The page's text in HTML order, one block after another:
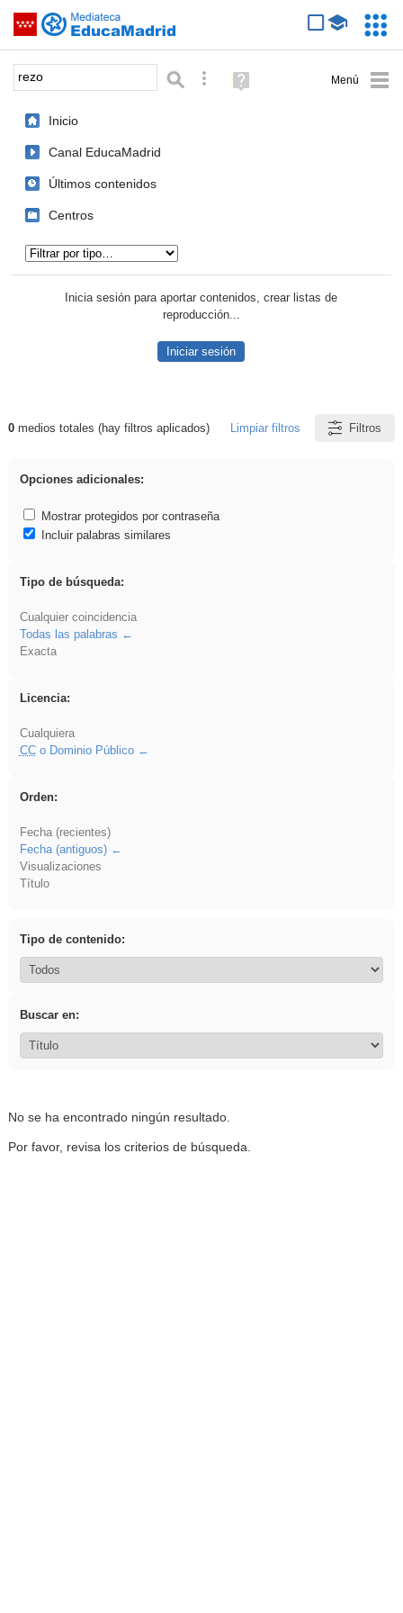
Saltar navegación
Palabra o frase: Búsqueda avanzada
Ayuda
(en
Inicio
Canal EducaMadrid
Últimos contenidos
Centros
Inicia sesión para aportar contenidos, crear listas de
reproducción...
Iniciar sesión
Resultados de: rezo
0medios totales (hay filtros aplicados) Limpiar filtros Filtros
Opciones adicionales:
Mostrar protegidos por contraseña
Incluir palabras similares
Tipo de búsqueda:
Cualquier coincidencia
Todas las palabras
Exacta
Licencia:
Cualquiera
CCo Dominio Público
Orden:
Fecha (recientes)
Fecha (antiguos)
Visualizaciones
Título
Tipo de contenido:
Buscar en:
No se ha encontrado ningún resultado.
Por favor, revisa los criterios de búsqueda.